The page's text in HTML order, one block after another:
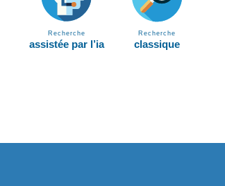
Recherche
assistée par l’ia
Recherche
classique